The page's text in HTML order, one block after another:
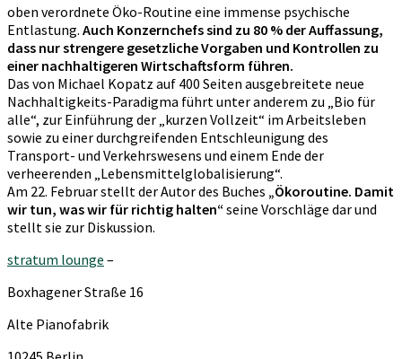
oben verordnete Öko-Routine eine immense psychische
Entlastung. Auch Konzernchefs sind zu 80 % der Auffassung,
dass nur strengere gesetzliche Vorgaben und Kontrollen zu
einer nachhaltigeren Wirtschaftsform führen.
Das von Michael Kopatz auf 400 Seiten ausgebreitete neue
Nachhaltigkeits-Paradigma führt unter anderem zu „Bio für
alle“, zur Einführung der „kurzen Vollzeit“ im Arbeitsleben
sowie zu einer durchgreifenden Entschleunigung des
Transport- und Verkehrswesens und einem Ende der
verheerenden „Lebensmittelglobalisierung“.
Am 22. Februar stellt der Autor des Buches „Ökoroutine. Damit
wir tun, was wir für richtig halten“seine Vorschläge dar und
stellt sie zur Diskussion.
stratum lounge –
Boxhagener Straße 16
Alte Pianofabrik